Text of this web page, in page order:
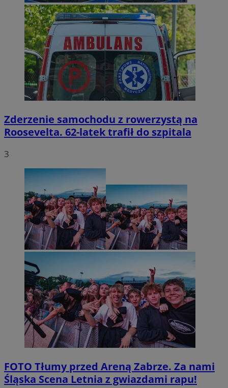
Zderzenie samochodu z rowerzystą na
Roosevelta. 62-latek trafił do szpitala
3
FOTO Tłumy przed Areną Zabrze. Za nami
Śląska Scena Letnia z gwiazdami rapu!